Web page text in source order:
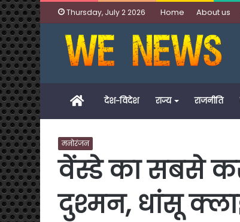
Thursday, July 2 2026 Home About us
Homeदेश-विदेश राज्य राजनीति
मनोरंजन
वेंस्डे का सबसे
दुश्मन, धांसू